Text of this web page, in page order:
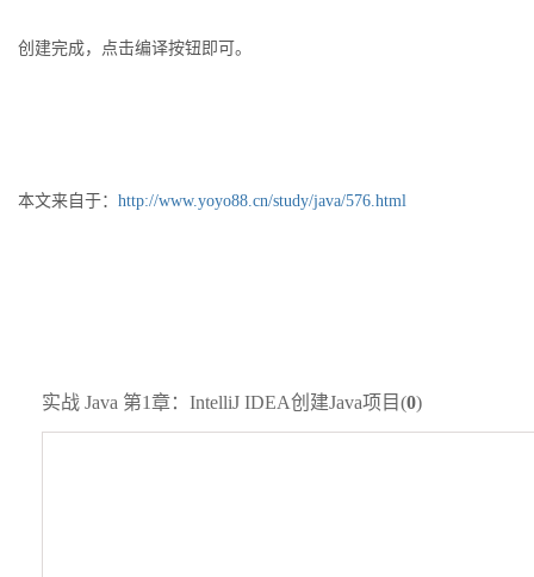
创建完成，点击编译按钮即可。
本文来自于： http://www.yoyo88.cn/study/java/576.html
实战 Java 第1章：IntelliJ IDEA创建Java项目(0)